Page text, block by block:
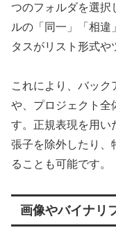
つのフォルダを選択
ルの「同一」「相違
タスがリスト形式や
これにより、バック
や、プロジェクト全
す。正規表現を用い
張子を除外したり、
ることも可能です。
画像やバイナリ